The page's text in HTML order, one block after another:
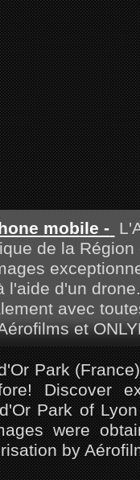
mobile -
de la Région
l'aide d'un
avec
et
Park
Discover
Park of
were
by